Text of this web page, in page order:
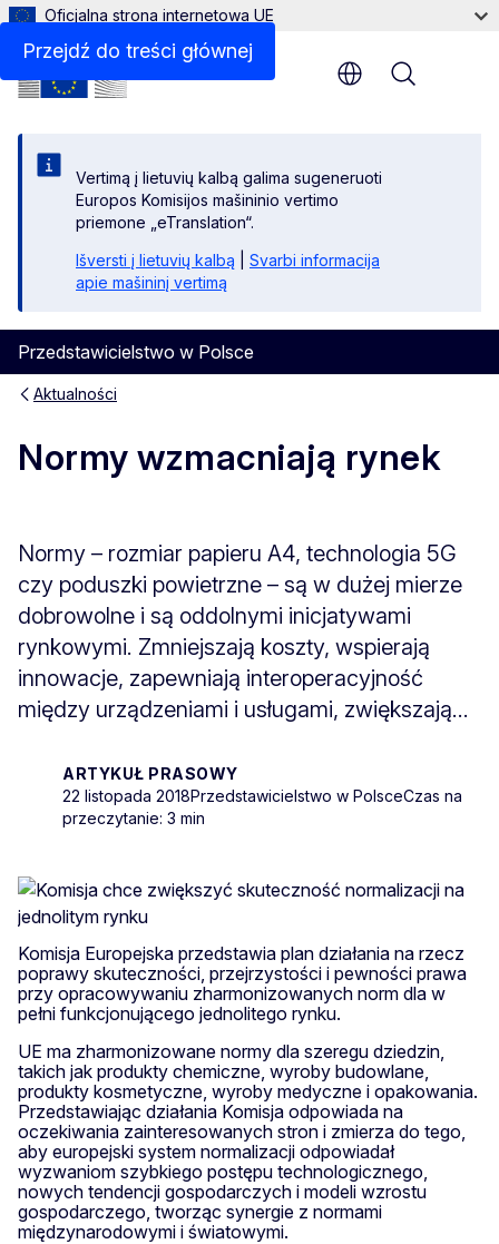
Przejdź do treści głównej
Oficjalna strona internetowa UE
Vertimą į lietuvių kalbą galima sugeneruoti
Europos Komisijos mašininio vertimo
priemone „eTranslation“.
Išversti į lietuvių kalbą
Svarbi informacija
apie mašininį vertimą
Przedstawicielstwo w Polsce
Menu
Aktualności
Normy wzmacniają rynek
Normy – rozmiar papieru A4, technologia 5G
czy poduszki powietrzne – są w dużej mierze
dobrowolne i są oddolnymi inicjatywami
rynkowymi. Zmniejszają koszty, wspierają
innowacje, zapewniają interoperacyjność
między urządzeniami i usługami, zwiększają...
ARTYKUŁ PRASOWY
22 listopada 2018Przedstawicielstwo w PolsceCzas na
przeczytanie: 3 min
Komisja Europejska przedstawia plan działania na rzecz
poprawy skuteczności, przejrzystości i pewności prawa
przy opracowywaniu zharmonizowanych norm dla w
pełni funkcjonującego jednolitego rynku.
UE ma zharmonizowane normy dla szeregu dziedzin,
takich jak produkty chemiczne, wyroby budowlane,
produkty kosmetyczne, wyroby medyczne i opakowania.
Przedstawiając działania Komisja odpowiada na
oczekiwania zainteresowanych stron i zmierza do tego,
aby europejski system normalizacji odpowiadał
wyzwaniom szybkiego postępu technologicznego,
nowych tendencji gospodarczych i modeli wzrostu
gospodarczego, tworząc synergie z normami
międzynarodowymi i światowymi.